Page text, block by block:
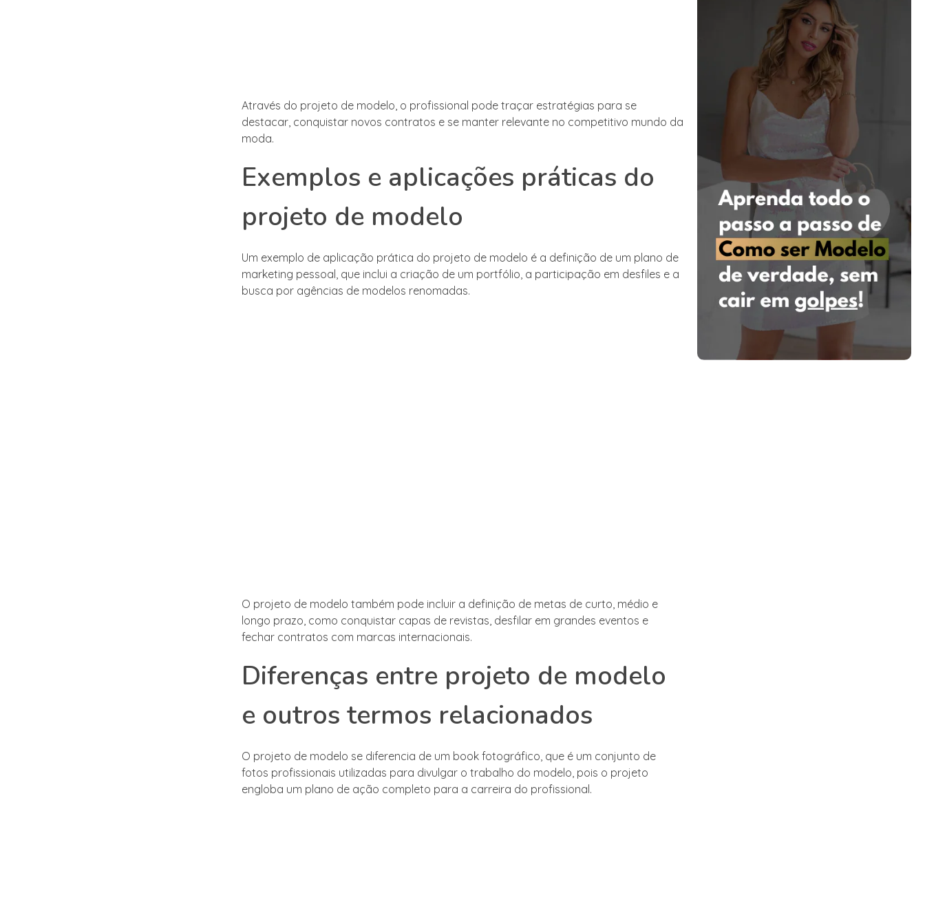
Através do projeto de modelo, o profissional pode traçar estratégias para se
destacar, conquistar novos contratos e se manter relevante no competitivo mundo da
moda.
Exemplos e aplicações práticas do
projeto de modelo
Um exemplo de aplicação prática do projeto de modelo é a definição de um plano de
marketing pessoal, que inclui a criação de um portfólio, a participação em desfiles e a
busca por agências de modelos renomadas.
O projeto de modelo também pode incluir a definição de metas de curto, médio e
longo prazo, como conquistar capas de revistas, desfilar em grandes eventos e
fechar contratos com marcas internacionais.
Diferenças entre projeto de modelo
e outros termos relacionados
O projeto de modelo se diferencia de um book fotográfico, que é um conjunto de
fotos profissionais utilizadas para divulgar o trabalho do modelo, pois o projeto
engloba um plano de ação completo para a carreira do profissional.